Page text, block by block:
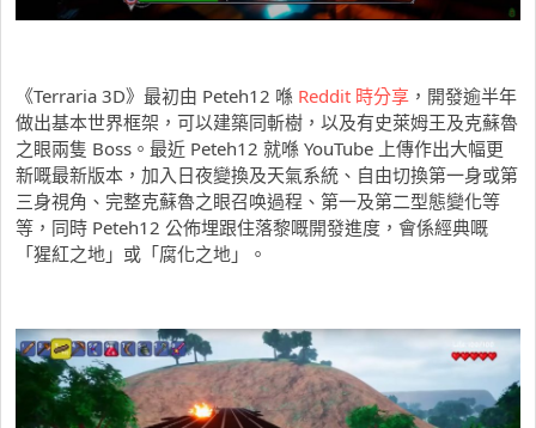
《Terraria 3D》最初由 Peteh12 喺 Reddit 時分享 ，開發逾半年
做出基本世界框架，可以建築同斬樹，以及有史萊姆王及克蘇魯
之眼兩隻 Boss。最近 Peteh12 就喺 YouTube 上傳作出大幅更
新嘅最新版本，加入日夜變換及天氣系統、自由切換第一身或第
三身視角、完整克蘇魯之眼召唤過程、第一及第二型態變化等
等，同時 Peteh12 公佈埋跟住落黎嘅開發進度，會係經典嘅
「猩紅之地」或「腐化之地」。